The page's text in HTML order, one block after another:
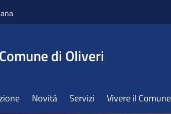
Comune di Oliveri
Novità Servizi Vivere il Comune